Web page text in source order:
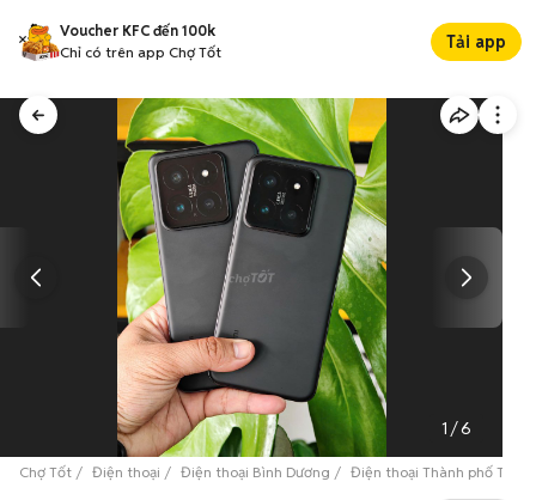
Voucher KFC đến 100k
Chỉ có trên app Chợ Tốt
Tải app
1 /6
Chợ Tốt Điện thoại Điện thoại Bình Dương Điện thoại Thành phố Thủ